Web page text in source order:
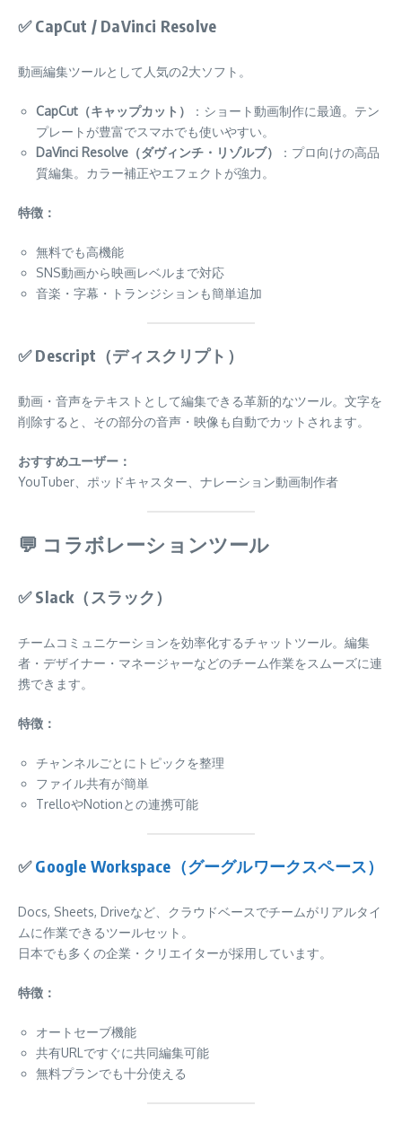
✅CapCut / DaVinci Resolve
動画編集ツールとして人気の2大ソフト。
CapCut（キャップカット）
：ショート動画制作に最適。テン
プレートが豊富でスマホでも使いやすい。
DaVinci Resolve（ダヴィンチ・リゾルブ）
：プロ向けの高品
質編集。カラー補正やエフェクトが強力。
特徴：
無料でも高機能
SNS動画から映画レベルまで対応
音楽・字幕・トランジションも簡単追加
✅Descript（ディスクリプト）
動画・音声をテキストとして編集できる革新的なツール。文字を
削除すると、その部分の音声・映像も自動でカットされます。
おすすめユーザー：
YouTuber、ポッドキャスター、ナレーション動画制作者
💬 コラボレーションツール
✅Slack（スラック）
チームコミュニケーションを効率化するチャットツール。編集
者・デザイナー・マネージャーなどのチーム作業をスムーズに連
携できます。
特徴：
チャンネルごとにトピックを整理
ファイル共有が簡単
TrelloやNotionとの連携可能
✅Google Workspace（グーグルワークスペース）
Docs, Sheets, Driveなど、クラウドベースでチームがリアルタイ
ムに作業できるツールセット。
日本でも多くの企業・クリエイターが採用しています。
特徴：
オートセーブ機能
共有URLですぐに共同編集可能
無料プランでも十分使える